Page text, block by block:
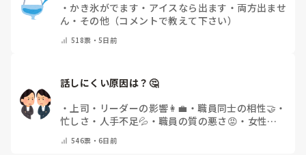
・ かき氷がでます ・ アイスなら出ます ・両方出ませ
ん ・ その他（コメントで教えて下さい）
518票・5日前
話しにくい原因は？🤔
・上司・リーダーの影響👩‍💼 ・職員同士の相性🤝 ・
忙しさ・人手不足💦 ・ 職員の質の悪さ😡 ・ 女性職
員の割合の多さ👩👧
💭 ・その他(コメントで教えてください)
546票・ 6日前